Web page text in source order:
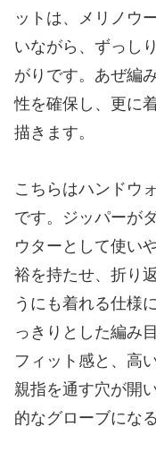
ットは、メリノウ
いながら、ずっし
がりです。あぜ編
性を確保し、更に
描きます。
こちらはハンドウ
です。ジッパーが
ウターとして使い
裕を持たせ、折り
うにも着れる仕様
っきりとした編み
フィット感と、高
親指を通す穴が開
的なグローブにな